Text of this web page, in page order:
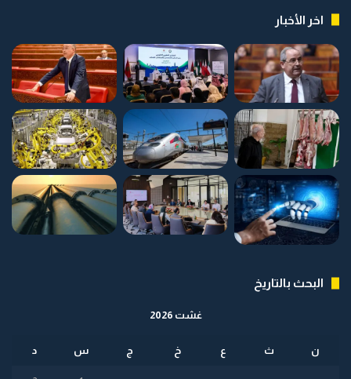
اخر الأخبار
البحث بالتاريخ
غشت 2026
ن ث ع خ ج س د